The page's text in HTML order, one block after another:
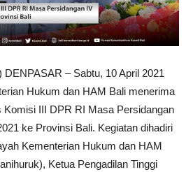
DENPASAR – Sabtu, 10 April 2021
Hukum dan HAM Bali menerima
Komisi III DPR RI Masa Persidangan
ke Provinsi Bali. Kegiatan dihadiri
Kementerian Hukum dan HAM
Ketua Pengadilan Tinggi